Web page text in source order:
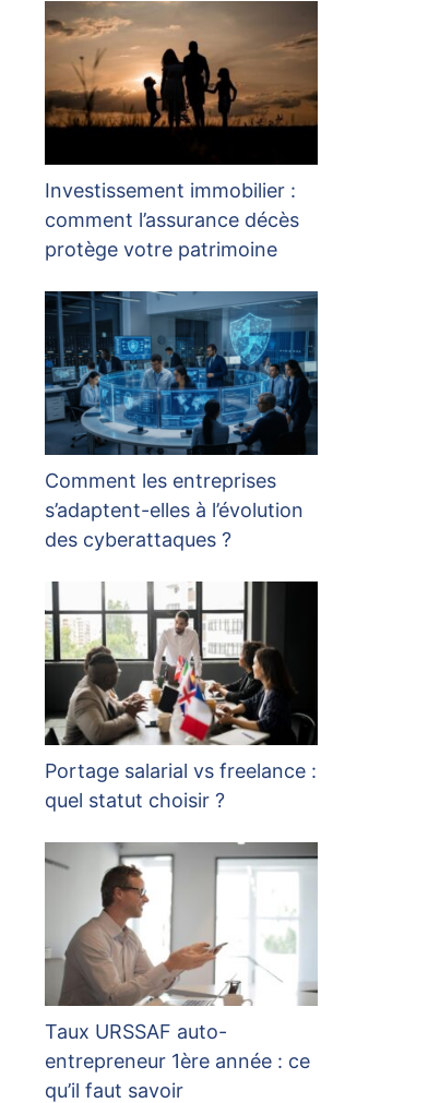
Investissement immobilier :
comment l’assurance décès
protège votre patrimoine
Comment les entreprises
s’adaptent-elles à l’évolution
des cyberattaques ?
Portage salarial vs freelance :
quel statut choisir ?
Taux URSSAF auto-
entrepreneur 1ère année : ce
qu’il faut savoir